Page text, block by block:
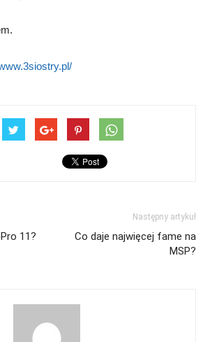
11?
Następny artykuł
Co daje najwięcej fame na
MSP?